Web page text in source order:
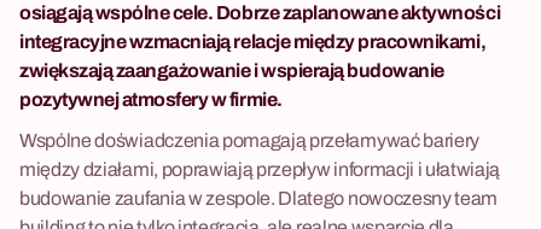
osiągają wspólne cele. Dobrze zaplanowane aktywności
integracyjne wzmacniają relacje między pracownikami,
zwiększają zaangażowanie i wspierają budowanie
pozytywnej atmosfery w firmie.
Wspólne doświadczenia pomagają przełamywać bariery
między działami, poprawiają przepływ informacji i ułatwiają
budowanie zaufania w zespole. Dlatego nowoczesny team